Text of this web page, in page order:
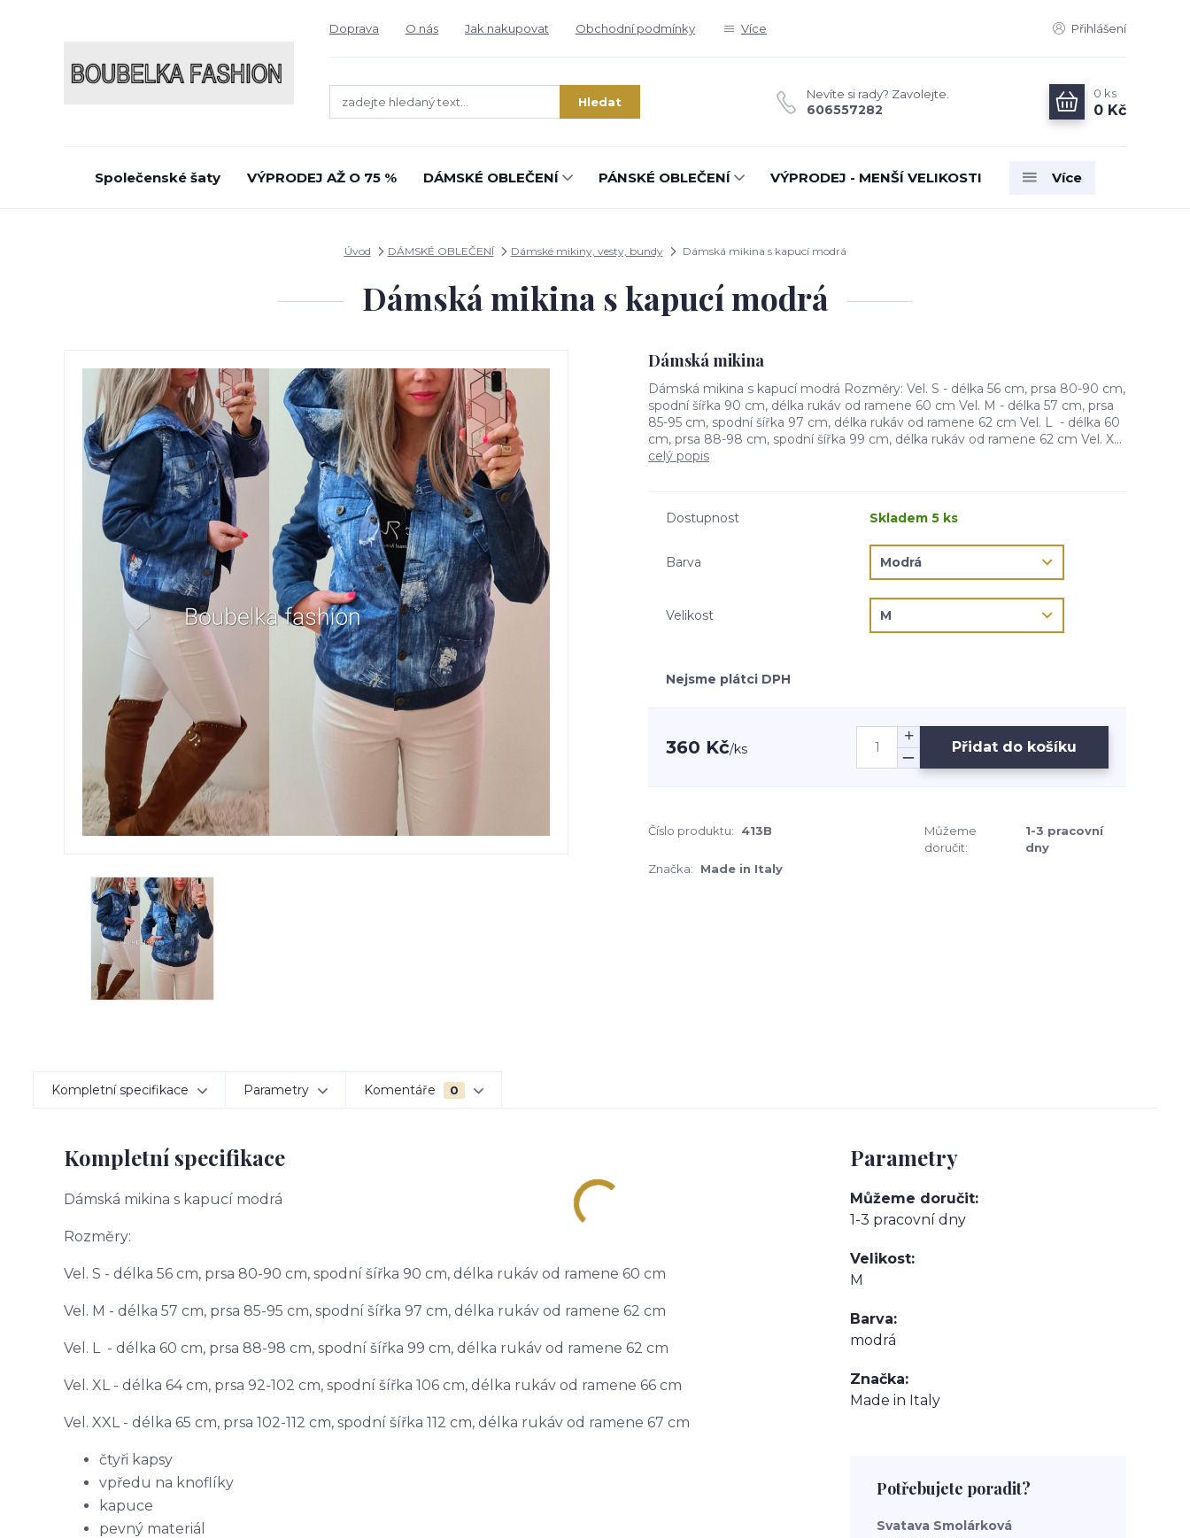
Doprava O nás Jak nakupovat Obchodní podmínky Více Přihlášení
Hledat
Nevíte si rady? Zavolejte.
606557282
0 ks
0 Kč
Společenské šaty VÝPRODEJ AŽ O 75 % DÁMSKÉ OBLEČENÍ PÁNSKÉ OBLEČENÍ VÝPRODEJ - MENŠÍ VELIKOSTI Více
Úvod DÁMSKÉ OBLEČENÍ Dámské mikiny, vesty, bundy Dámská mikina s kapucí modrá
Dámská mikina s kapucí modrá
Dámská mikina
Dámská mikina s kapucí modrá Rozměry: Vel. S - délka 56 cm, prsa 80-90 cm,
spodní šířka 90 cm, délka rukáv od ramene 60 cm Vel. M - délka 57 cm, prsa
85-95 cm, spodní šířka 97 cm, délka rukáv od ramene 62 cm Vel. L - délka 60
cm, prsa 88-98 cm, spodní šířka 99 cm, délka rukáv od ramene 62 cm Vel. X...
celý popis
Dostupnost Skladem 5 ks
Barva
Velikost
Nejsme plátci DPH
360 Kč/ks Přidat do košíku
Číslo produktu: 413B
Můžeme
doručit:
1-3 pracovní
dny
Značka:
Made in Italy
Kompletní specifikace Parametry Komentáře 0
Kompletní specifikace
Dámská mikina s kapucí modrá
Rozměry:
Vel. S - délka 56 cm, prsa 80-90 cm, spodní šířka 90 cm, délka rukáv od ramene 60 cm
Vel. M - délka 57 cm, prsa 85-95 cm, spodní šířka 97 cm, délka rukáv od ramene 62 cm
Vel. L - délka 60 cm, prsa 88-98 cm, spodní šířka 99 cm, délka rukáv od ramene 62 cm
Vel. XL - délka 64 cm, prsa 92-102 cm, spodní šířka 106 cm, délka rukáv od ramene 66 cm
Vel. XXL - délka 65 cm, prsa 102-112 cm, spodní šířka 112 cm, délka rukáv od ramene 67 cm
čtyři kapsy
vpředu na knoflíky
kapuce
pevný materiál
Parametry
Můžeme doručit
1-3 pracovní dny
Velikost
M
Barva
modrá
Značka
Made in Italy
Potřebujete poradit?
Svatava Smolárková